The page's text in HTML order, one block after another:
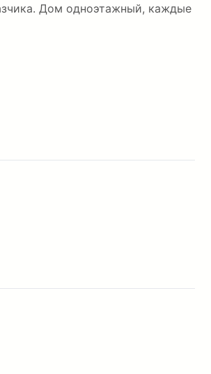
Дом одноэтажный, каждые